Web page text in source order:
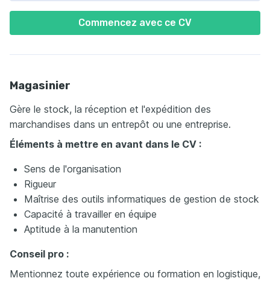
Commencez avec ce CV
Magasinier
Gère le stock, la réception et l'expédition des
marchandises dans un entrepôt ou une entreprise.
Éléments à mettre en avant dans le CV :
Sens de l'organisation
Rigueur
Maîtrise des outils informatiques de gestion de stock
Capacité à travailler en équipe
Aptitude à la manutention
Conseil pro :
Mentionnez toute expérience ou formation en logistique,